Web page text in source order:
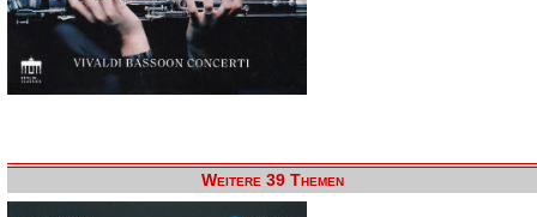
Weitere 39 Themen